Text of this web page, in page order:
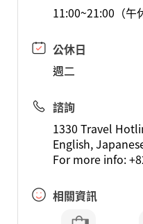
11:00~21:00（午
公休日
週二
諮詢
1330 Travel
English,
For more info:
相關資訊